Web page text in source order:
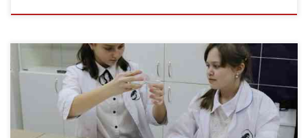
Программа позволяет обучающимся узнать о веществах и
материалах, обеспечивающих жизнедеятельность человека,